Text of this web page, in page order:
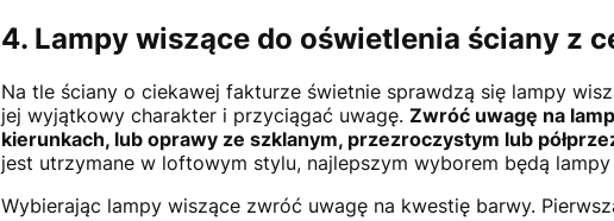
4. Lampy wiszące do oświetlenia ściany z
Na tle ściany o ciekawej fakturze świetnie sprawdzą się lampy
jej wyjątkowy charakter i przyciągać uwagę.Zwróć uwagę na
kierunkach, lub oprawy ze szklanym, przezroczystym lub
jest utrzymane w loftowym stylu, najlepszym wyborem będą
Wybierając lampy wiszące zwróć uwagę na kwestię barwy.